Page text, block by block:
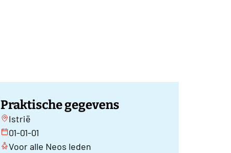
Praktische gegevens
Istrië
01-01-01
Voor alle Neos leden